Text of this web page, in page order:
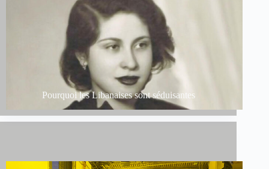
Pourquoi les Libanaises sont séduisantes